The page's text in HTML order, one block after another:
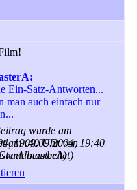
Ein-Satz-Antworten...
man auch einfach nur
wurde am
19:40 Uhr von
bearbeitet)
am 09.09.2004, 19:40